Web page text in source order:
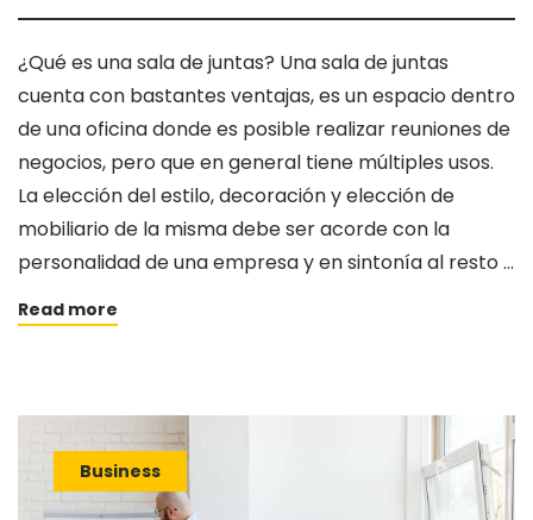
¿Qué es una sala de juntas? Una sala de juntas
cuenta con bastantes ventajas, es un espacio dentro
de una oficina donde es posible realizar reuniones de
negocios, pero que en general tiene múltiples usos.
La elección del estilo, decoración y elección de
mobiliario de la misma debe ser acorde con la
personalidad de una empresa y en sintonía al resto …
Read more
Business